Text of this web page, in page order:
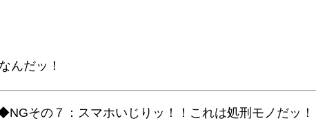
んだッ！
その７：スマホいじりッ！！これは処刑モノだッ！